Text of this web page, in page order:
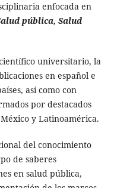
enfocada en
pública, Salud
universitario, la
en español e
así como con
por destacados
y Latinoamérica.
del conocimiento
de saberes
en salud pública,